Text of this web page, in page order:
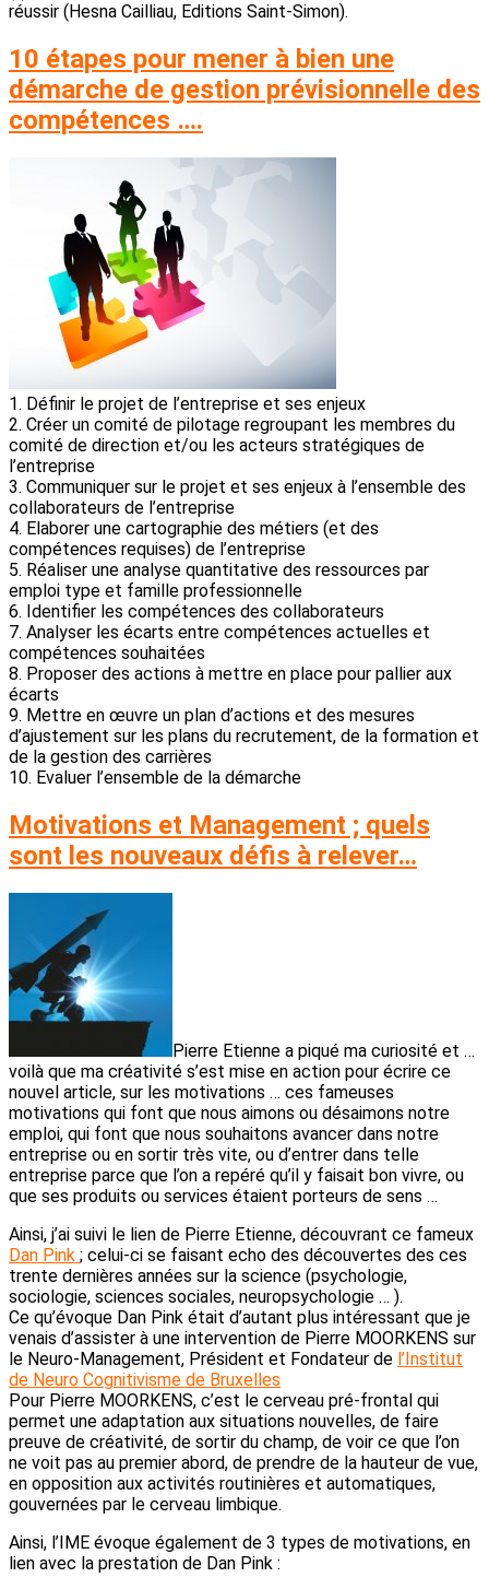
réussir (Hesna Cailliau, Editions Saint-Simon).
10 étapes pour mener à bien une
démarche de gestion prévisionnelle des
compétences ….
1. Définir le projet de l’entreprise et ses enjeux
2. Créer un comité de pilotage regroupant les membres du
comité de direction et/ou les acteurs stratégiques de
l’entreprise
3. Communiquer sur le projet et ses enjeux à l’ensemble des
collaborateurs de l’entreprise
4. Elaborer une cartographie des métiers (et des
compétences requises) de l’entreprise
5. Réaliser une analyse quantitative des ressources par
emploi type et famille professionnelle
6. Identifier les compétences des collaborateurs
7. Analyser les écarts entre compétences actuelles et
compétences souhaitées
8. Proposer des actions à mettre en place pour pallier aux
écarts
9. Mettre en œuvre un plan d’actions et des mesures
d’ajustement sur les plans du recrutement, de la formation et
de la gestion des carrières
10. Evaluer l’ensemble de la démarche
Motivations et Management ; quels
sont les nouveaux défis à relever…
Pierre Etienne a piqué ma curiosité et …
voilà que ma créativité s’est mise en action pour écrire ce
nouvel article, sur les motivations … ces fameuses
motivations qui font que nous aimons ou désaimons notre
emploi, qui font que nous souhaitons avancer dans notre
entreprise ou en sortir très vite, ou d’entrer dans telle
entreprise parce que l’on a repéré qu’il y faisait bon vivre, ou
que ses produits ou services étaient porteurs de sens …
Ainsi, j’ai suivi le lien de Pierre Etienne, découvrant ce fameux
Dan Pink ; celui-ci se faisant echo des découvertes des ces
trente dernières années sur la science (psychologie,
sociologie, sciences sociales, neuropsychologie … ).
Ce qu’évoque Dan Pink était d’autant plus intéressant que je
venais d’assister à une intervention de Pierre MOORKENS sur
le Neuro-Management, Président et Fondateur de l’Institut
de Neuro Cognitivisme de Bruxelles
Pour Pierre MOORKENS, c’est le cerveau pré-frontal qui
permet une adaptation aux situations nouvelles, de faire
preuve de créativité, de sortir du champ, de voir ce que l’on
ne voit pas au premier abord, de prendre de la hauteur de vue,
en opposition aux activités routinières et automatiques,
gouvernées par le cerveau limbique.
Ainsi, l’IME évoque également de 3 types de motivations, en
lien avec la prestation de Dan Pink :